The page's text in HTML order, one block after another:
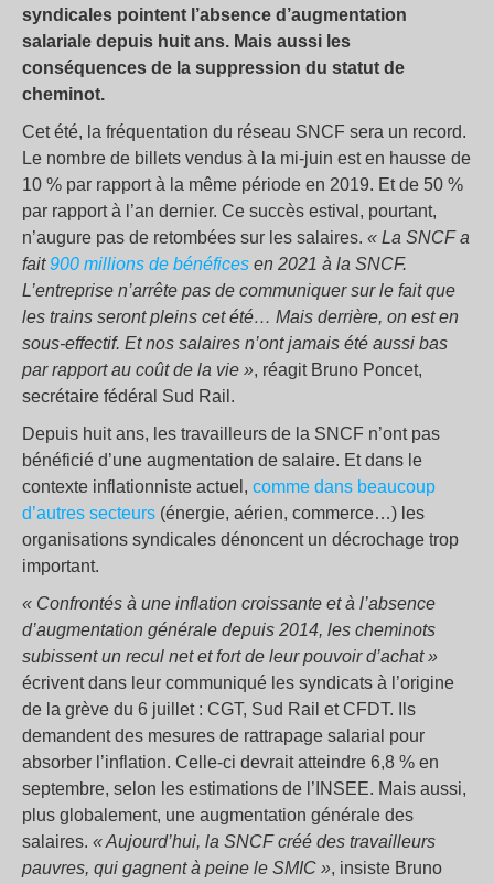
syndicales pointent l’absence d’augmentation
salariale depuis huit ans. Mais aussi les
conséquences de la suppression du statut de
cheminot.
Cet été, la fréquentation du réseau SNCF sera un record.
Le nombre de billets vendus à la mi-juin est en hausse de
10 % par rapport à la même période en 2019. Et de 50 %
par rapport à l’an dernier. Ce succès estival, pourtant,
n’augure pas de retombées sur les salaires. « La SNCF a
fait900 millions de bénéfices en 2021 à la SNCF.
L’entreprise n’arrête pas de communiquer sur le fait que
les trains seront pleins cet été… Mais derrière, on est en
sous-effectif. Et nos salaires n’ont jamais été aussi bas
par rapport au coût de la vie », réagit Bruno Poncet,
secrétaire fédéral Sud Rail.
Depuis huit ans, les travailleurs de la SNCF n’ont pas
bénéficié d’une augmentation de salaire. Et dans le
contexte inflationniste actuel, comme dans beaucoup
d’autres secteurs (énergie, aérien, commerce…) les
organisations syndicales dénoncent un décrochage trop
important.
« Confrontés à une inflation croissante et à l’absence
d’augmentation générale depuis 2014, les cheminots
subissent un recul net et fort de leur pouvoir d’achat »
écrivent dans leur communiqué les syndicats à l’origine
de la grève du 6 juillet : CGT, Sud Rail et CFDT. Ils
demandent des mesures de rattrapage salarial pour
absorber l’inflation. Celle-ci devrait atteindre 6,8 % en
septembre, selon les estimations de l’INSEE. Mais aussi,
plus globalement, une augmentation générale des
salaires. « Aujourd’hui, la SNCF créé des travailleurs
pauvres, qui gagnent à peine le SMIC », insiste Bruno